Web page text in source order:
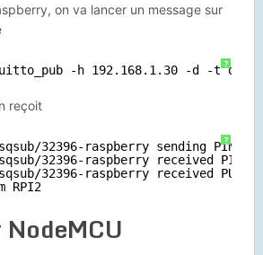
on va lancer un message sur
?
-h 192.168.1.30 -d -t
reçoit
?
/32396-raspberry sending PINGREQ
/32396-raspberry
received
/32396-raspberry
received
RPI2